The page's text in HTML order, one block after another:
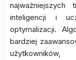
inteligencji i
optymalizacji.
bardziej